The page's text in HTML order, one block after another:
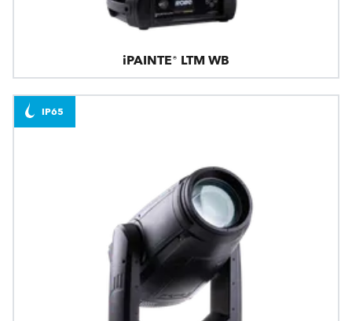
iPAINTE® LTM WB
IP65